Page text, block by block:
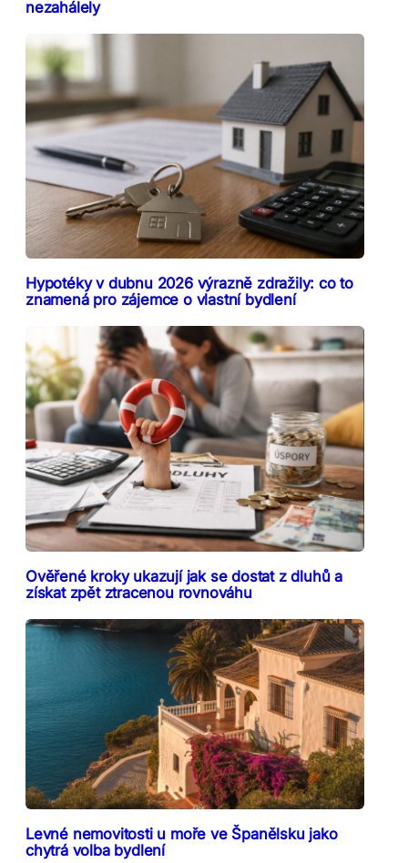
nezahálely
Hypotéky v dubnu 2026 výrazně zdražily: co to
znamená pro zájemce o vlastní bydlení
Ověřené kroky ukazují jak se dostat z dluhů a
získat zpět ztracenou rovnováhu
Levné nemovitosti u moře ve Španělsku jako
chytrá volba bydlení